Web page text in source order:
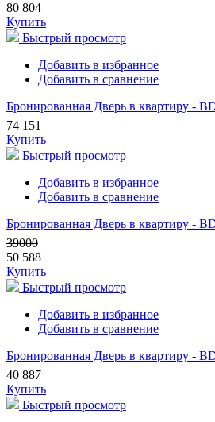
80 804
Купить
Быстрый просмотр
Добавить в избранное
Добавить в сравнение
Бронированная Дверь в квартиру -
74 151
Купить
Быстрый просмотр
Добавить в избранное
Добавить в сравнение
Бронированная Дверь в квартиру -
39000
50 588
Купить
Быстрый просмотр
Добавить в избранное
Добавить в сравнение
Бронированная Дверь в квартиру -
40 887
Купить
Быстрый просмотр